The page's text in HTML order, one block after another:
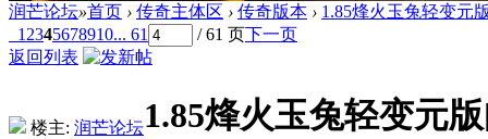
润芒论坛»首页 › 传奇主体区 › 传奇版本 › 1.85烽火玉兔轻变元
1 2345678910... 61 / 61 页下一页
返回列表
楼主: 润芒论坛1.85烽火玉兔轻变元